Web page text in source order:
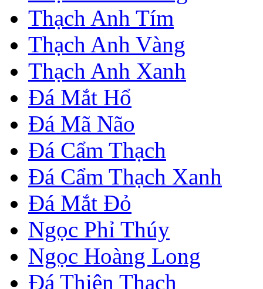
Thạch Anh Tím
Thạch Anh Vàng
Thạch Anh Xanh
Đá Mắt Hổ
Đá Mã Não
Đá Cẩm Thạch
Đá Cẩm Thạch Xanh
Đá Mắt Đỏ
Ngọc Phỉ Thúy
Ngọc Hoàng Long
Đá Thiên Thạch